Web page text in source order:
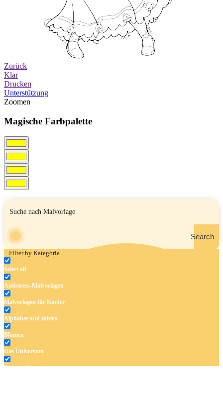
Zurück
Klar
Drucken
Unterstützung
Zoomen
Magische Farbpalette
Search
Filter by Kategórie
Select all
Antistress-Malvorlagen
Malvorlagen für Kinder
Alphabet und zahlen
Blumen
Das Universum
Dinosaurier